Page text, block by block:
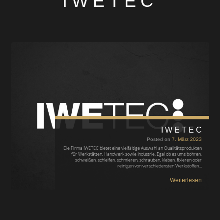
IWETEC
Posted on 7. März 2023
Die Firma IWETEC bietet eine vielfältige Auswahl an Qualitätsprodukten
für Werkstätten, Handwerk sowie Industrie. Egal ob es ums bohren,
schweißen, schleifen, schmieren, schrauben, kleben, fixieren oder
reinigen von verschiedensten Werkstoffen…
Weiterlesen